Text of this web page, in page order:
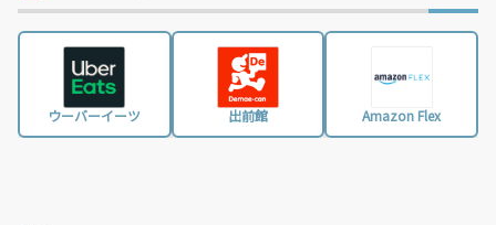
愛知県 / 2,970件
三重県 / 996件
滋賀県 / 645件
京都府 / 1,394件
大阪府 / 3,197件
兵庫県 / 2,450件
奈良県 / 617件
和歌山県 / 294件
ウーバーイーツ 出前館 Amazon Flex